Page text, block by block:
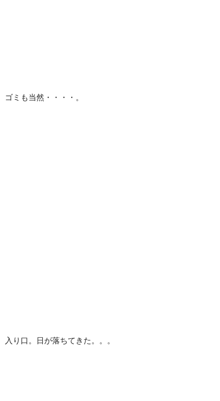
ゴミも当然・・・・。
入り口。日が落ちてきた。。。